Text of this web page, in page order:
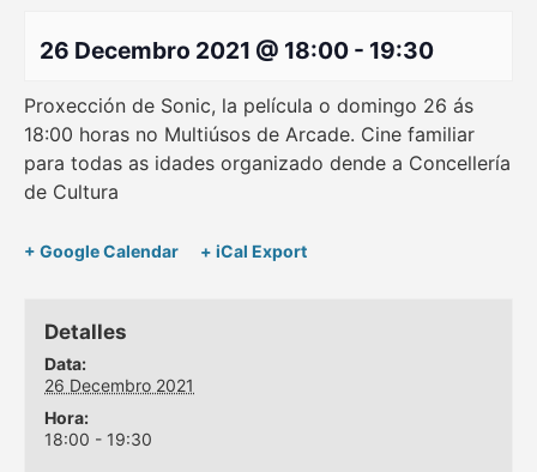
26 Decembro 2021 @ 18:00 - 19:30
Proxección de Sonic, la película o domingo 26 ás
18:00 horas no Multiúsos de Arcade. Cine familiar
para todas as idades organizado dende a Concellería
de Cultura
+ Google Calendar + iCal Export
Detalles
Data:
26 Decembro 2021
Hora:
18:00 - 19:30